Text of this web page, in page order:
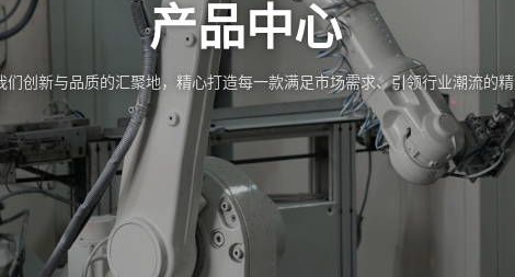
产品中心
们创新与品质的汇聚地，精心打造每一款满足市场需求、引领行业潮流的